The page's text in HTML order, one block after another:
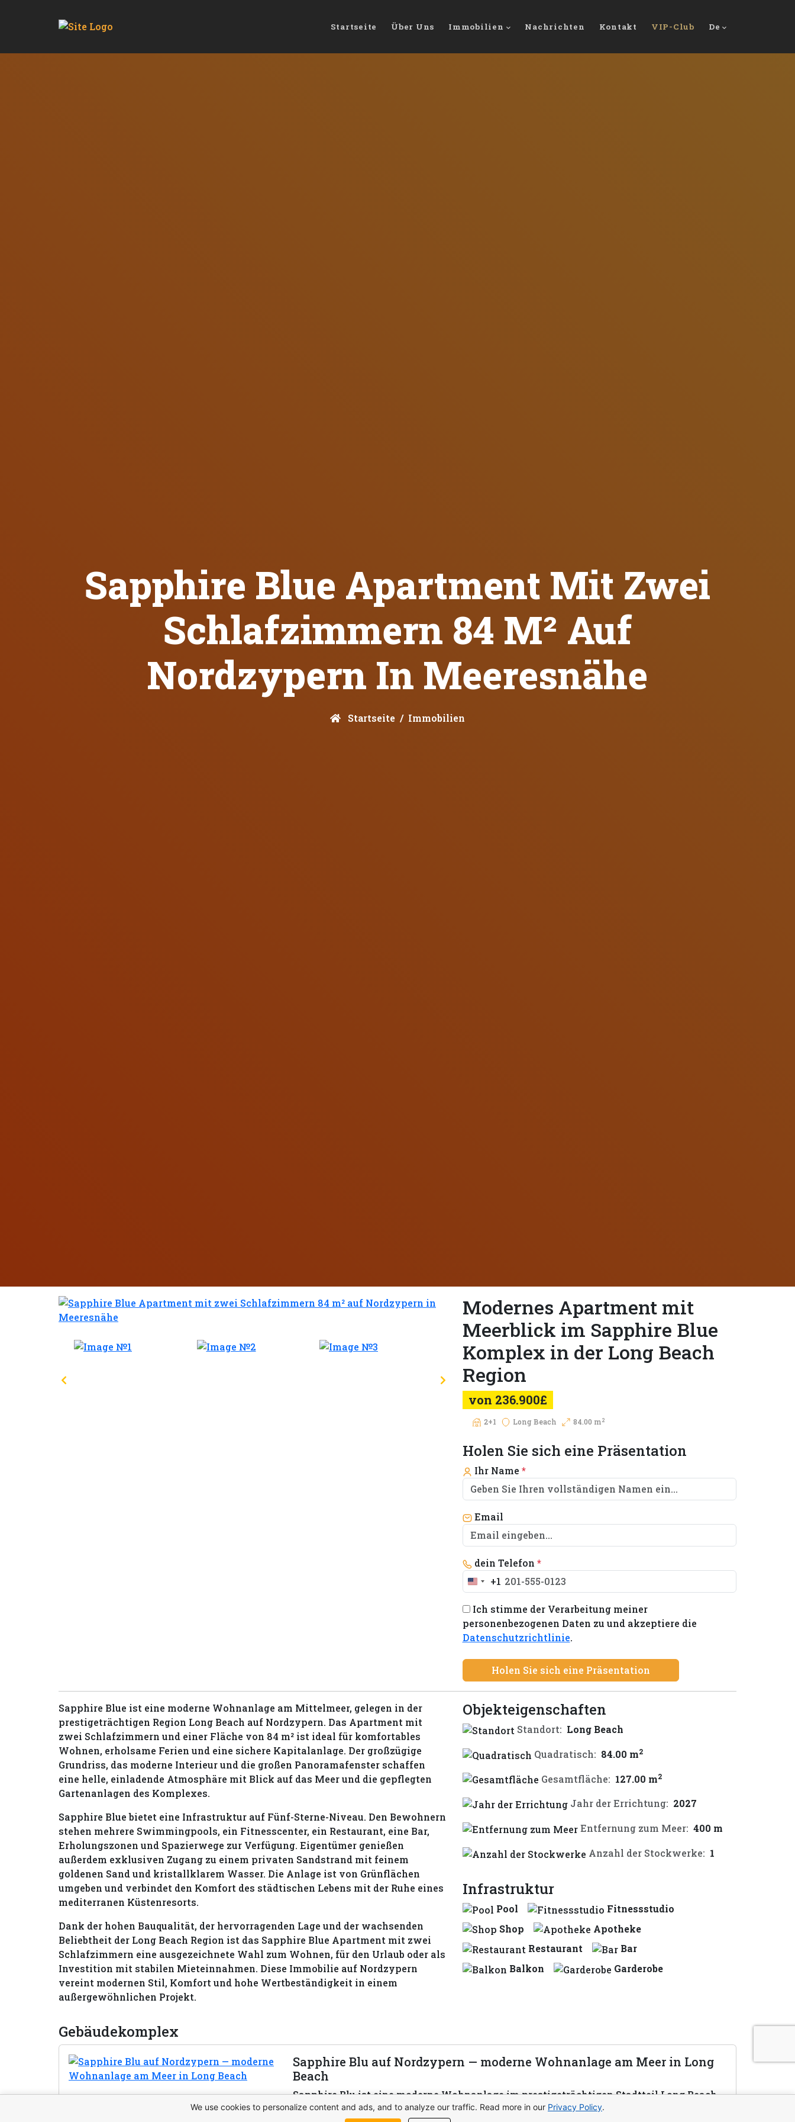
Startseite Über Uns Immobilien Nachrichten Kontakt VIP-Club De
Sapphire Blue Apartment Mit Zwei
Schlafzimmern 84 M² Auf
Nordzypern In Meeresnähe
Startseite Immobilien
Modernes Apartment mit
Meerblick im Sapphire Blue
Komplex in der Long Beach
Region
von 236.900£
2+1 Long Beach 84.00 m2
Holen Sie sich eine Präsentation
Ihr Name *
Email
dein Telefon *
United
+1
+1
Ich stimme der Verarbeitung meiner
personenbezogenen Daten zu und akzeptiere die
Datenschutzrichtlinie.
Holen Sie sich eine Präsentation
Sapphire Blue ist eine moderne Wohnanlage am Mittelmeer, gelegen in der
prestigeträchtigen Region Long Beach auf Nordzypern. Das Apartment mit
zwei Schlafzimmern und einer Fläche von 84 m² ist ideal für komfortables
Wohnen, erholsame Ferien und eine sichere Kapitalanlage. Der großzügige
Grundriss, das moderne Interieur und die großen Panoramafenster schaffen
eine helle, einladende Atmosphäre mit Blick auf das Meer und die gepflegten
Gartenanlagen des Komplexes.
Sapphire Blue bietet eine Infrastruktur auf Fünf-Sterne-Niveau. Den Bewohnern
stehen mehrere Swimmingpools, ein Fitnesscenter, ein Restaurant, eine Bar,
Erholungszonen und Spazierwege zur Verfügung. Eigentümer genießen
außerdem exklusiven Zugang zu einem privaten Sandstrand mit feinem
goldenen Sand und kristallklarem Wasser. Die Anlage ist von Grünflächen
umgeben und verbindet den Komfort des städtischen Lebens mit der Ruhe eines
mediterranen Küstenresorts.
Dank der hohen Bauqualität, der hervorragenden Lage und der wachsenden
Beliebtheit der Long Beach Region ist das Sapphire Blue Apartment mit zwei
Schlafzimmern eine ausgezeichnete Wahl zum Wohnen, für den Urlaub oder als
Investition mit stabilen Mieteinnahmen. Diese Immobilie auf Nordzypern
vereint modernen Stil, Komfort und hohe Wertbeständigkeit in einem
außergewöhnlichen Projekt.
Objekteigenschaften
Standort: Long Beach
Quadratisch: 84.00 m2
Gesamtfläche: 127.00 m2
Jahr der Errichtung: 2027
Entfernung zum Meer: 400 m
Anzahl der Stockwerke: 1
Infrastruktur
Pool
Fitnessstudio
Shop
Apotheke
Restaurant
Bar
Balkon
Garderobe
Gebäudekomplex
Sapphire Blu auf Nordzypern — moderne Wohnanlage am Meer in Long
Beach
Sapphire Blu ist eine moderne Wohnanlage im prestigeträchtigen Stadtteil Long Beach
auf Nordzypern. Das Projekt vereint elegante Architektur, luxuriöse Ausstattung und
We use cookies to personalize content and ads, and to analyze our traffic. Read more in our Privacy Policy.